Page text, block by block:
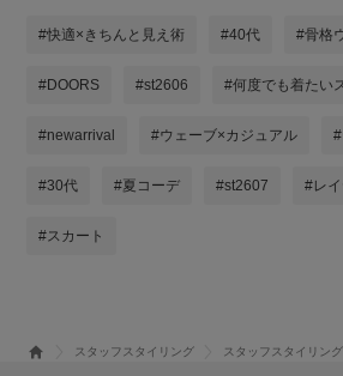
#快適×きちんと見え術 #40代 #骨格
#DOORS #st2606 #何度でも着たい
#newarrival #ウェーブ×カジュアル
#30代 #夏コーデ #st2607 #レ
#スカート
スタッフスタイリング スタッフスタイリン